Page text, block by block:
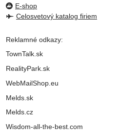
E-shop
Celosvetový katalog firiem
Reklamné odkazy:
TownTalk.sk
RealityPark.sk
WebMailShop.eu
Melds.sk
Melds.cz
Wisdom-all-the-best.com